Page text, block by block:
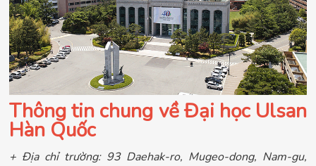
Thông tin chung về Đại học Ulsan
Hàn Quốc
+ Địa chỉ trường: 93 Daehak-ro, Mugeo-dong, Nam-gu,